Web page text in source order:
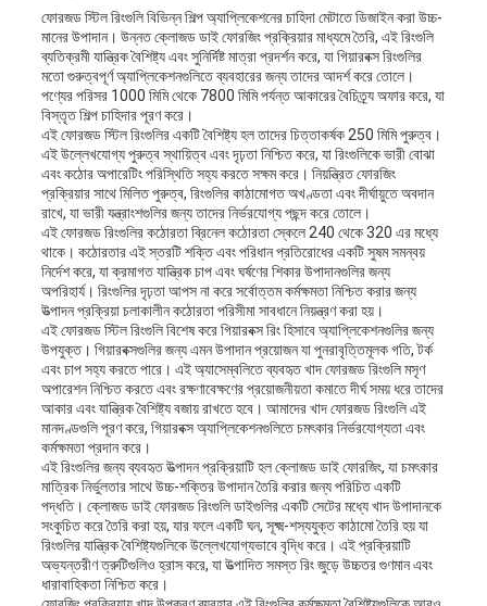
PRIVACY
POLICY
ফোরজড স্টিল রিংগুলি বিভিন্ন শিল্প অ্যাপ্লিকেশনের চাহিদা মেটাতে ডিজাইন করা উচ্চ-
মানের উপাদান। উন্নত ক্লোজড ডাই ফোরজিং প্রক্রিয়ার মাধ্যমে তৈরি, এই রিংগুলি
ব্যতিক্রমী যান্ত্রিক বৈশিষ্ট্য এবং সুনির্দিষ্ট মাত্রা প্রদর্শন করে, যা গিয়ারবক্স রিংগুলির
মতো গুরুত্বপূর্ণ অ্যাপ্লিকেশনগুলিতে ব্যবহারের জন্য তাদের আদর্শ করে তোলে।
পণ্যের পরিসর 1000 মিমি থেকে 7800 মিমি পর্যন্ত আকারের বৈচিত্র্য অফার করে, যা
বিস্তৃত শিল্প চাহিদার পূরণ করে।
এই ফোরজড স্টিল রিংগুলির একটি বৈশিষ্ট্য হল তাদের চিত্তাকর্ষক 250 মিমি পুরুত্ব।
এই উল্লেখযোগ্য পুরুত্ব স্থায়িত্ব এবং দৃঢ়তা নিশ্চিত করে, যা রিংগুলিকে ভারী বোঝা
এবং কঠোর অপারেটিং পরিস্থিতি সহ্য করতে সক্ষম করে। নিয়ন্ত্রিত ফোরজিং
প্রক্রিয়ার সাথে মিলিত পুরুত্ব, রিংগুলির কাঠামোগত অখণ্ডতা এবং দীর্ঘায়ুতে অবদান
রাখে, যা ভারী যন্ত্রাংশগুলির জন্য তাদের নির্ভরযোগ্য পছন্দ করে তোলে।
এই ফোরজড রিংগুলির কঠোরতা ব্রিনেল কঠোরতা স্কেলে 240 থেকে 320 এর মধ্যে
থাকে। কঠোরতার এই স্তরটি শক্তি এবং পরিধান প্রতিরোধের একটি সুষম সমন্বয়
নির্দেশ করে, যা ক্রমাগত যান্ত্রিক চাপ এবং ঘর্ষণের শিকার উপাদানগুলির জন্য
অপরিহার্য। রিংগুলির দৃঢ়তা আপস না করে সর্বোত্তম কর্মক্ষমতা নিশ্চিত করার জন্য
উত্পাদন প্রক্রিয়া চলাকালীন কঠোরতা পরিসীমা সাবধানে নিয়ন্ত্রণ করা হয়।
এই ফোরজড স্টিল রিংগুলি বিশেষ করে গিয়ারবক্স রিং হিসাবে অ্যাপ্লিকেশনগুলির জন্য
উপযুক্ত। গিয়ারবক্সগুলির জন্য এমন উপাদান প্রয়োজন যা পুনরাবৃত্তিমূলক গতি, টর্ক
এবং চাপ সহ্য করতে পারে। এই অ্যাসেম্বলিতে ব্যবহৃত খাদ ফোরজড রিংগুলি মসৃণ
অপারেশন নিশ্চিত করতে এবং রক্ষণাবেক্ষণের প্রয়োজনীয়তা কমাতে দীর্ঘ সময় ধরে তাদের
আকার এবং যান্ত্রিক বৈশিষ্ট্য বজায় রাখতে হবে। আমাদের খাদ ফোরজড রিংগুলি এই
মানদণ্ডগুলি পূরণ করে, গিয়ারবক্স অ্যাপ্লিকেশনগুলিতে চমৎকার নির্ভরযোগ্যতা এবং
কর্মক্ষমতা প্রদান করে।
এই রিংগুলির জন্য ব্যবহৃত উত্পাদন প্রক্রিয়াটি হল ক্লোজড ডাই ফোরজিং, যা চমৎকার
মাত্রিক নির্ভুলতার সাথে উচ্চ-শক্তির উপাদান তৈরি করার জন্য পরিচিত একটি
পদ্ধতি। ক্লোজড ডাই ফোরজড রিংগুলি ডাইগুলির একটি সেটের মধ্যে খাদ উপাদানকে
সংকুচিত করে তৈরি করা হয়, যার ফলে একটি ঘন, সূক্ষ্ম-শস্যযুক্ত কাঠামো তৈরি হয় যা
রিংগুলির যান্ত্রিক বৈশিষ্ট্যগুলিকে উল্লেখযোগ্যভাবে বৃদ্ধি করে। এই প্রক্রিয়াটি
অভ্যন্তরীণ ত্রুটিগুলিও হ্রাস করে, যা উত্পাদিত সমস্ত রিং জুড়ে উচ্চতর গুণমান এবং
ধারাবাহিকতা নিশ্চিত করে।